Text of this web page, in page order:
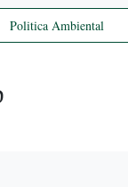
Politica Ambiental